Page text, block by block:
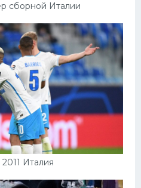
сборной Италии
Италия